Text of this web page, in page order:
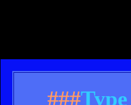
###